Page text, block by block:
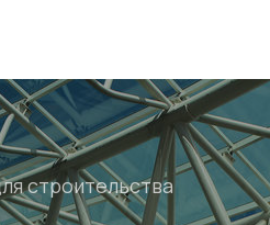
строительства